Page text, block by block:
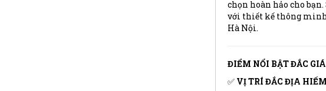
chọn hoàn hảo cho bạn.
với thiết kế thông
Hà Nội.
ĐIỂM NỔI BẬT ĐẮC GIÁ
✅ VỊ TRÍ ĐẮC ĐỊA